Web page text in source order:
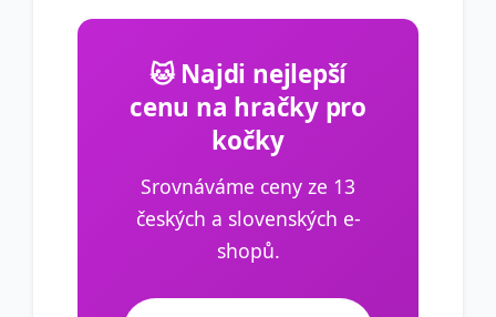
🐱 Najdi nejlepší
cenu na hračky pro
kočky
Srovnáváme ceny ze 13
českých a slovenských e-
shopů.